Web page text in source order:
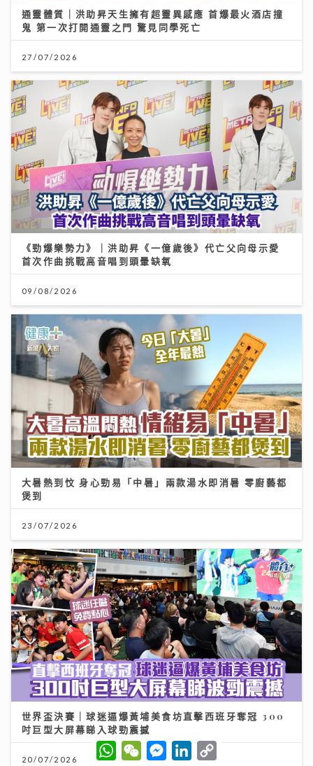
通靈體質｜洪助昇天生擁有超靈異感應 首爆最火酒店撞
鬼 第一次打開通靈之門 驚見同學死亡
27/07/2026
《勁爆樂勢力》｜洪助昇《一億歲後》代亡父向母示愛
首次作曲挑戰高音唱到頭暈缺氧
09/08/2026
大暑熱到忟 身心勁易「中暑」兩款湯水即消暑 零廚藝都
煲到
23/07/2026
世界盃決賽｜球迷逼爆黃埔美食坊直擊西班牙奪冠 300
吋巨型大屏幕睇入球勁震撼
20/07/2026
W
h
W
e
M
e
L
C